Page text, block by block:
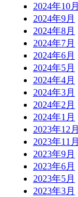
2024年10月
2024年9月
2024年8月
2024年7月
2024年6月
2024年5月
2024年4月
2024年3月
2024年2月
2024年1月
2023年12月
2023年11月
2023年9月
2023年6月
2023年5月
2023年3月